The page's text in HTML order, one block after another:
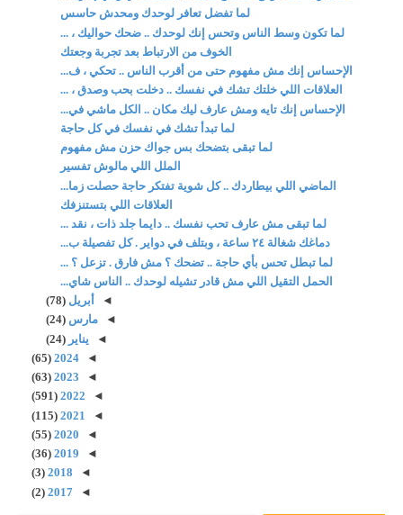
لما تفضل تعافر لوحدك ومحدش حاسس
لما تكون وسط الناس وتحس إنك لوحدك .. ضحك حواليك ، ...
الخوف من الارتباط بعد تجربة وجعتك
الإحساس إنك مش مفهوم حتى من أقرب الناس .. تحكي ، ف...
العلاقات اللي خلتك تشك في نفسك .. دخلت بحب وصدق ، ...
الإحساس إنك تايه ومش عارف ليك مكان .. الكل ماشي في...
لما تبدأ تشك في نفسك في كل حاجة
لما تبقى بتضحك بس جواك حزن مش مفهوم
الملل اللي مالوش تفسير
الماضي اللي بيطاردك .. كل شوية تفتكر حاجة حصلت زما...
العلاقات اللي بتستنزفك
لما تبقى مش عارف تحب نفسك .. دايما جلد ذات ، نقد ...
دماغك شغالة ٢٤ ساعة ، وبتلف في دواير . كل تفصيلة ب...
لما تبطل تحس بأي حاجة .. تضحك ؟ مش فارق . تزعل ؟ ...
الحمل التقيل اللي مش قادر تشيله لوحدك .. الناس شاي...
◄
أبريل(78)
◄مارس(24)
◄ يناير(24)
◄
2024
(65)
◄
2023
(63)
◄
2022
(591)
◄
2021
(115)
◄
2020
(55)
◄
2019
(36)
◄
2018
(3)
◄
2017
(2)